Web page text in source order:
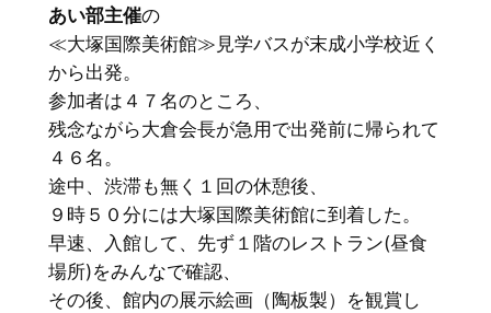
あい部主催の
≪大塚国際美術館≫見学バスが末成小学校近く
から出発。
参加者は４７名のところ、
残念ながら大倉会長が急用で出発前に帰られて
４６名。
途中、渋滞も無く１回の休憩後、
９時５０分には大塚国際美術館に到着した。
早速、入館して、先ず１階のレストラン(昼食
場所)をみんなで確認、
その後、館内の展示絵画（陶板製）を観賞し